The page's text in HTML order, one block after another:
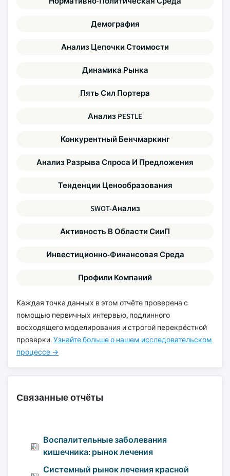
Демография
Анализ Цепочки Стоимости
Динамика Рынка
Пять Сил Портера
Анализ PESTLE
Конкурентный Бенчмаркинг
Анализ Разрыва Спроса И Предложения
Тенденции Ценообразования
SWOT-Анализ
Активность В Области СииП
Инвестиционно-Финансовая Среда
Профили Компаний
Каждая точка данных в этом отчёте проверена с
помощью первичных интервью, подлинного
восходящего моделирования и строгой перекрёстной
проверки.Узнайте больше о нашем исследовательском
процессе →
Связанные отчёты
Воспалительные заболевания
кишечника: рынок лечения
Системный рынок лечения красной